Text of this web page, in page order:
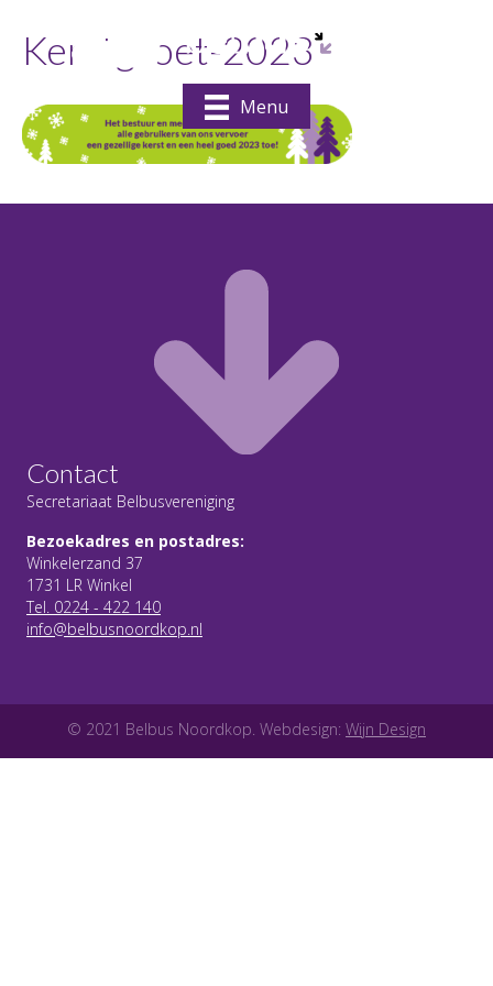
Menu
Kerstgroet-2023
Contact
Secretariaat Belbusvereniging
Bezoekadres en postadres:
Winkelerzand 37
1731 LR Winkel
Tel. 0224 - 422 140
info@belbusnoordkop.nl
© 2021 Belbus Noordkop. Webdesign: Wijn Design